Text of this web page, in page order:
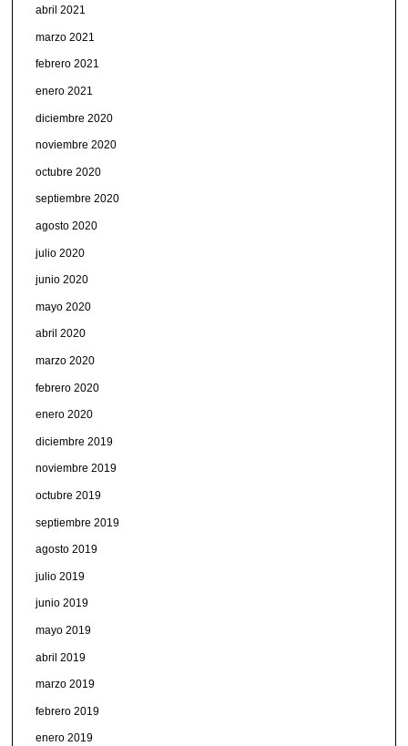
abril 2021
marzo 2021
febrero 2021
enero 2021
diciembre 2020
noviembre 2020
octubre 2020
septiembre 2020
agosto 2020
julio 2020
junio 2020
mayo 2020
abril 2020
marzo 2020
febrero 2020
enero 2020
diciembre 2019
noviembre 2019
octubre 2019
septiembre 2019
agosto 2019
julio 2019
junio 2019
mayo 2019
abril 2019
marzo 2019
febrero 2019
enero 2019